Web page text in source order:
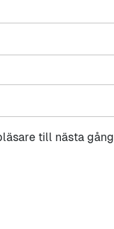
till nästa gång